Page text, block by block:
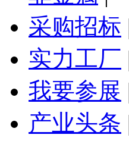
采购招标
实力工厂
我要参展
产业头条